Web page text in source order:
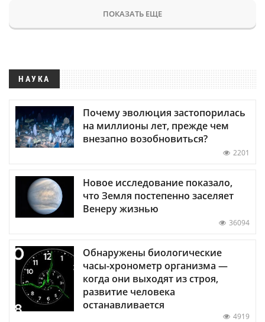
ПОКАЗАТЬ ЕЩЕ
НАУКА
Почему эволюция застопорилась
на миллионы лет, прежде чем
внезапно возобновиться?
2201
Новое исследование показало,
что Земля постепенно заселяет
Венеру жизнью
36094
Обнаружены биологические
часы-хронометр организма —
когда они выходят из строя,
развитие человека
останавливается
4919